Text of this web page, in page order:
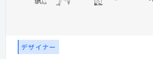
デザイナー